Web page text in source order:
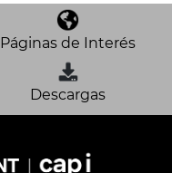
Páginas de Interés
Descargas